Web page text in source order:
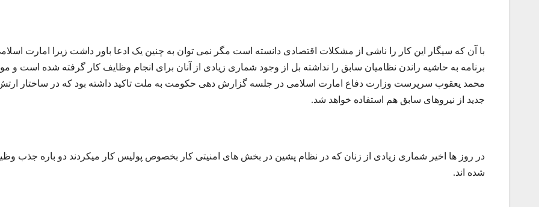
با آن که سیگار این کار را ناشی از مشکلات اقتصادی دانسته است مگر نمی توان به چنین یک ادعا باور داشت زیرا امارت
برنامه به حاشیه راندن نظامیان سابق را نداشته بل از وجود شماری زیادی از آنان برای انجام وظایف کار گرفته شده است و
محمد یعقوب سرپرست وزارت دفاع امارت اسلامی در جلسه گزارش دهی حکومت به ملت تاکید داشته بود که در ساختار
جدید از نیروهای سابق هم استفاده خواهد شد.
در روز ها اخیر شماری زیادی از زنان که در نظام پشین در بخش های امنیتی کار بخصوص پولیس کار میکردند دو باره جذب
شده اند.